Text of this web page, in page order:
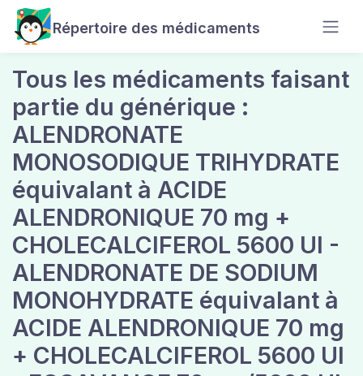
Répertoire des médicaments
Tous les médicaments faisant
partie du générique :
ALENDRONATE
MONOSODIQUE TRIHYDRATE
équivalant à ACIDE
ALENDRONIQUE 70 mg +
CHOLECALCIFEROL 5600 UI -
ALENDRONATE DE SODIUM
MONOHYDRATE équivalant à
ACIDE ALENDRONIQUE 70 mg
+ CHOLECALCIFEROL 5600 UI